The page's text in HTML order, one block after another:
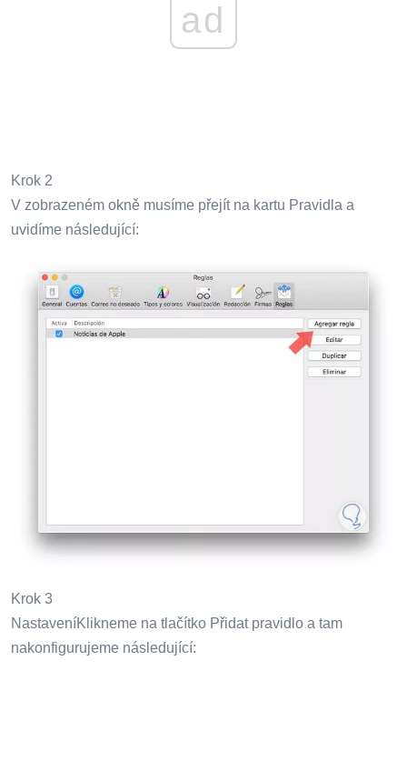
ad
Krok 2
V zobrazeném okně musíme přejít na kartu Pravidla a
uvidíme následující:
Krok 3
NastaveníKlikneme na tlačítko Přidat pravidlo a tam
nakonfigurujeme následující: